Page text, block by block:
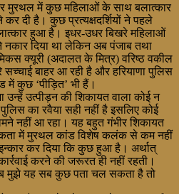
मुरथल में कुछ महिलाओं के साथ बलात्कार
दी है। कुछ प्रत्यक्षदर्शियों ने पहले
हुआ है। इधर-उधर बिखरे महिलाओं
दिया था लेकिन अब पंजाब तथा
क्यूरी (अदालत के मित्र) वरिष्ठ वकील
सच्चाई बाहर आ रही है और हरियाणा पुलिस
कुछ ‘पीड़ित’ भी हैं।
उन्हें उत्पीड़न की शिकायत वाला कोई न
का रवैया सही नहीं है इसलिए कोई
नहीं आ रहा। यह बहुत गंभीर शिकायत
में मुरथल कांड विशेष कलंक से कम नहीं
कर दिया कि कुछ हुआ है। अर्थात्
करने की जरूरत ही नहीं रहती।
मुझे यह सब कुछ पता चल सकता है तो